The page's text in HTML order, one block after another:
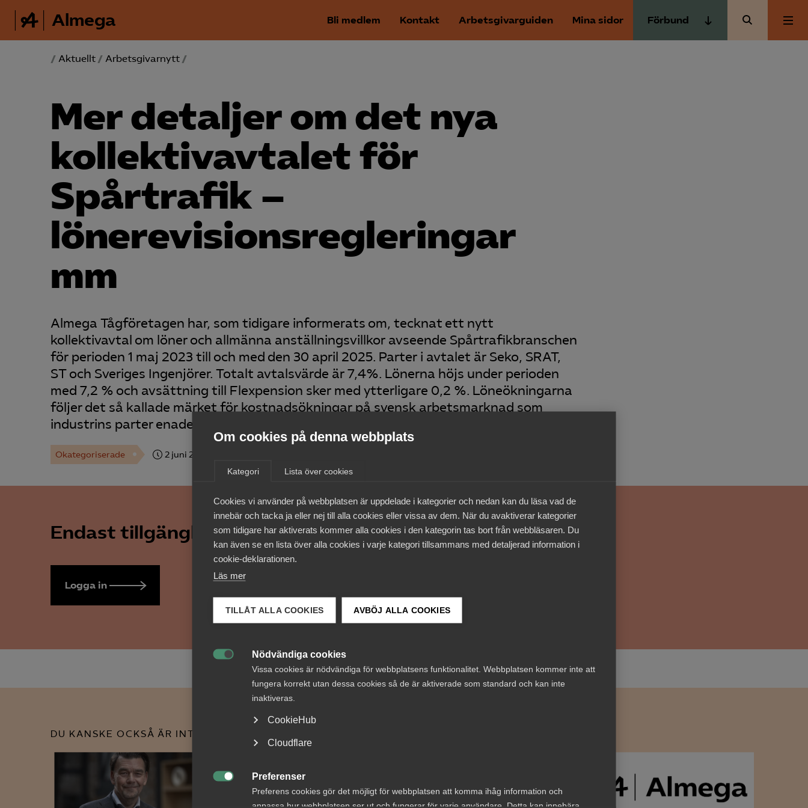
Om cookies på denna webbplats
Kategori Lista över cookies
Cookies vi använder på webbplatsen är uppdelade i kategorier och nedan kan du läsa vad de
innebär och tacka ja eller nej till alla cookies eller vissa av dem. När du avaktiverar kategorier
som tidigare har aktiverats kommer alla cookies i den kategorin tas bort från webbläsaren. Du
kan även se en lista över alla cookies i varje kategori tillsammans med detaljerad information i
cookie-deklarationen.
Läs mer
TILLÅT ALLA COOKIES AVBÖJ ALLA COOKIES
Nödvändiga cookies
Vissa cookies är nödvändiga för webbplatsens funktionalitet. Webbplatsen kommer inte att
fungera korrekt utan dessa cookies så de är aktiverade som standard och kan inte
inaktiveras.
CookieHub
Cloudflare
Preferenser
Preferens cookies gör det möjligt för webbplatsen att komma ihåg information och
anpassa hur webbplatsen ser ut och fungerar för varje användare. Detta kan innebära
Almega Bli medlem Kontakt Arbetsgivarguiden Mina sidor Förbund
Press
/ Aktuellt / Arbetsgivarnytt /
Mer detaljer om det nya
kollektiv­avtalet för
Spårtrafik –
lönerevisionsregleringar
mm
Almega Tågföretagen har, som tidigare informerats om, tecknat ett nytt
kollektivavtal om löner och allmänna anställningsvillkor avseende Spårtrafikbranschen
för perioden 1 maj 2023 till och med den 30 april 2025. Parter i avtalet är Seko, SRAT,
ST och Sveriges Ingenjörer. Totalt avtalsvärde är 7,4%. Lönerna höjs under perioden
med 7,2 % och avsättning till Flexpension sker med ytterligare 0,2 %. Löneökningarna
följer det så kallade märket för kostnadsökningar på svensk arbetsmarknad som
industrins parter enades om i slutet av mars.
Okategoriserade 2 juni 2023
Endast tillgänglig för medlemmar
Logga in Bli medlem
DU KANSKE OCKSÅ ÄR INTRESSERAD AV DETTA?